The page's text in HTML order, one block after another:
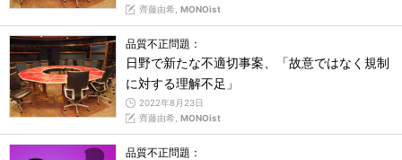
齊藤由希, MONOist
品質不正問題：
日野で新たな不適切事案、「故意ではなく規制
に対する理解不足」
2022年8月23日
齊藤由希, MONOist
品質不正問題：